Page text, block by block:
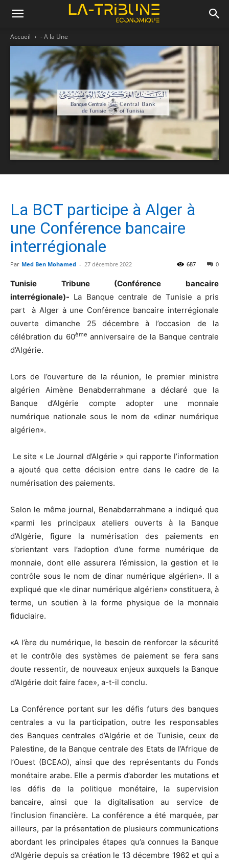
Accueil - A la Une
La BCT participe à Alger à
une Conférence bancaire
interrégionale
Par Med Ben Mohamed - 27 décembre 2022 0
687
Tunisie Tribune (Conférence bancaire
interrégionale)- La Banque centrale de Tunisie a pris
part à Alger à une Conférence bancaire interrégionale
ouverte dimanche 25 décembre à l’occasion de la
célébration du 60ème anniversaire de la Banque centrale
d’Algérie.
Lors de l’ouverture de la réunion, le premier ministre
algérien Aimène Benabderrahmane a déclaré que la
Banque d’Algérie compte adopter une monnaie
numérique nationale sous le nom de «dinar numérique
algérien».
Le site « Le Journal d’Algérie » qui rapporte l’information
a ajouté que cette décision entre dans le cadre de la
numérisation des paiements.
Selon le même journal, Benabderrahmane a indiqué que
«parmi les principaux ateliers ouverts à la Banque
d’Algérie, figure la numérisation des paiements en
s’orientant vers l’adoption d’une forme numérique de
monnaie, dont elle assurera l’émission, la gestion et le
contrôle sous le nom de dinar numérique algérien». Il a
expliqué que «le dinar numérique algérien» constituera, à
terme, un soutien à la forme physique de la monnaie
fiduciaire.
«A l’ère du numérique, le besoin de renforcer la sécurité
et le contrôle des systèmes de paiement se fera sans
doute ressentir, de nouveaux enjeux auxquels la Banque
d’Algérie doit faire face», a-t-il conclu.
La Conférence portant sur les défis futurs des banques
centrales a vu la participation, outre les responsables
des Banques centrales d’Algérie et de Tunisie, ceux de
Palestine, de la Banque centrale des Etats de l’Afrique de
l’Ouest (BCEAO), ainsi que des représentants du Fonds
monétaire arabe. Elle a permis d’aborder les mutations et
les défis de la politique monétaire, la supervision
bancaire, ainsi que la digitalisation au service de
l’inclusion financière. La conférence a été marquée, par
ailleurs, par la présentation de plusieurs communications
abordant les principales étapes qu’a connues la Banque
d’Algérie depuis sa création le 13 décembre 1962 et qui a